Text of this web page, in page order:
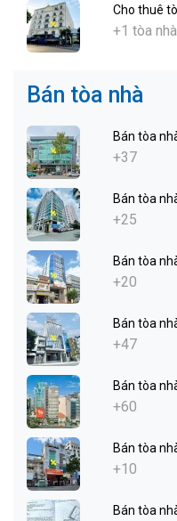
Cho thuê
+1 tòa nhà
Bán tòa nhà
Bán tòa
+37
Bán tòa
+25
Bán tòa
+20
Bán tòa
+47
Bán tòa
+60
Bán tòa
+10
Bán tòa